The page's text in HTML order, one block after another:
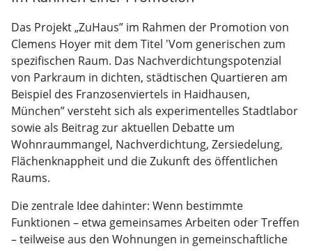
Das Projekt „ZuHaus” im Rahmen der Promotion von
Clemens Hoyer mit dem Titel 'Vom generischen zum
spezifischen Raum. Das Nachverdichtungspotenzial
von Parkraum in dichten, städtischen Quartieren am
Beispiel des Franzosenviertels in Haidhausen,
München” versteht sich als experimentelles Stadtlabor
sowie als Beitrag zur aktuellen Debatte um
Wohnraummangel, Nachverdichtung, Zersiedelung,
Flächenknappheit und die Zukunft des öffentlichen
Raums.
Die zentrale Idee dahinter: Wenn bestimmte
Funktionen – etwa gemeinsames Arbeiten oder Treffen
– teilweise aus den Wohnungen in gemeinschaftliche